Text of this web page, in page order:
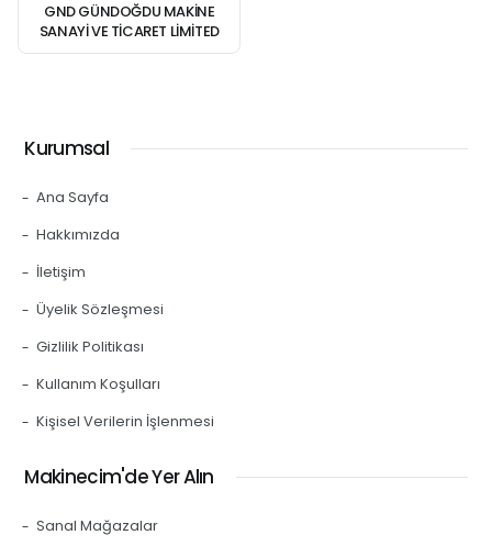
GND GÜNDOĞDU MAKINE
SANAYI VE TICARET LIMITED
ŞIRKETI
Kurumsal
Ana Sayfa
Hakkımızda
İletişim
Üyelik Sözleşmesi
Gizlilik Politikası
Kullanım Koşulları
Kişisel Verilerin İşlenmesi
Makinecim'de Yer Alın
Sanal Mağazalar